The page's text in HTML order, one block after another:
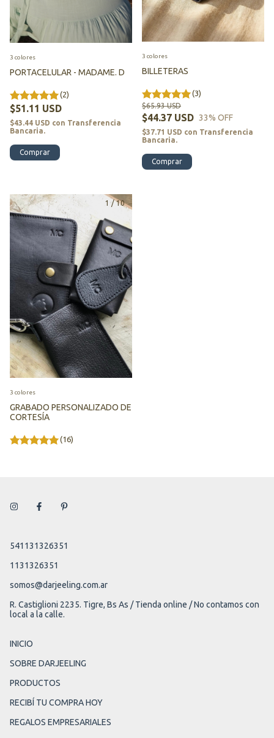
PORTACELULAR - MADAME. D
(2)
$51.11 USD
$43.44 USD con Transferencia
Bancaria.
3 colores
Comprar
BILLETERAS
(3)
$44.37 USD
$65.93 USD
33% OFF
$37.71 USD con Transferencia
Bancaria.
3 colores
Comprar
1 /10
GRABADO PERSONALIZADO DE
CORTESÍA
(16)
3 colores
541131326351
1131326351
somos@darjeeling.com.ar
R. Castiglioni 2235. Tigre, Bs As / Tienda online / No contamos con
local a la calle.
INICIO
SOBRE DARJEELING
PRODUCTOS
RECIBÍ TU COMPRA HOY
REGALOS EMPRESARIALES